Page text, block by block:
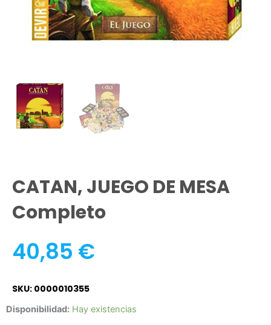
CATAN, JUEGO DE MESA
Completo
40,85 €
SKU: 0000010355
Disponibilidad: Hay existencias
CATAN,